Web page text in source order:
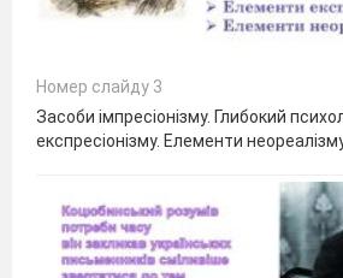
Номер слайду 3
Засоби імпресіонізму. Глибокий
експресіонізму. Елементи